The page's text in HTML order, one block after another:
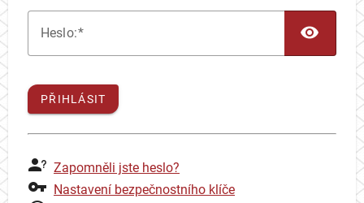
Heslo:
PŘIHLÁSIT
Zapomněli jste heslo?
Nastavení bezpečnostního klíče